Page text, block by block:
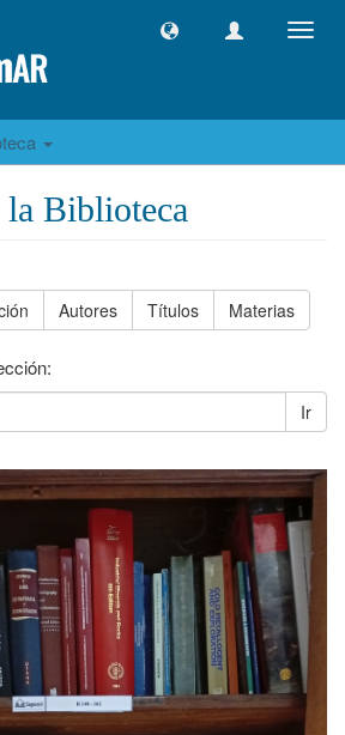
Biblioteca
Autores Títulos Materias
Ir